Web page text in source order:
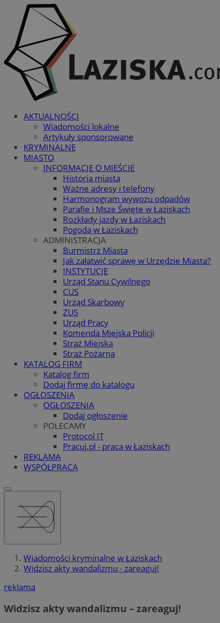
AKTUALNOŚCI
Wiadomości lokalne
Artykuły sponsorowane
KRYMINALNE
MIASTO
INFORMACJE O MIEŚCIE
Historia miasta
Ważne adresy i telefony
Harmonogram wywozu odpadów
Parafie i Msze Święte w Łaziskach
Rozkłady jazdy w Łaziskach
Pogoda w Łaziskach
ADMINISTRACJA
Burmistrz Miasta
Jak załatwić sprawę w Urzędzie Miasta?
INSTYTUCJE
Urząd Stanu Cywilnego
CUS
Urząd Skarbowy
ZUS
Urząd Pracy
Komenda Miejska Policji
Straż Miejska
Straż Pożarna
KATALOG FIRM
Katalog firm
Dodaj firmę do katalogu
OGŁOSZENIA
OGŁOSZENIA
Dodaj ogłoszenie
POLECAMY
Protocol IT
Pracuj.pl - praca w Łaziskach
REKLAMA
WSPÓŁPRACA
Wiadomości kryminalne w Łaziskach
Widzisz akty wandalizmu - zareaguj!
reklama
Widzisz akty wandalizmu – zareaguj!